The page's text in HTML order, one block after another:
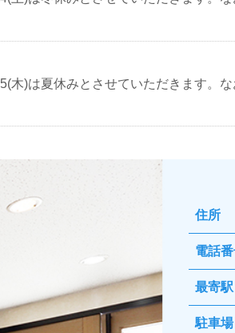
)は夏休みとさせていただきます。
住所
電話
最寄駅
駐車場